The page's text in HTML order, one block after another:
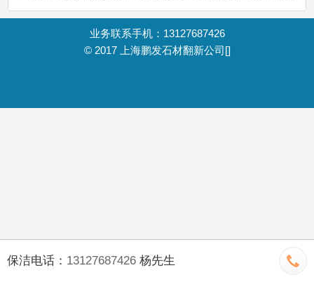
抛光处理 无缝填补处理
业务联系手机：13127687426
© 2017
上海鹏发石材翻新公司[]
保洁电话： 13127687426 杨先生